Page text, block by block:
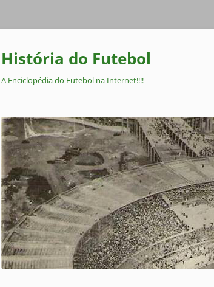
Pular
conteúdo
História do Futebol
A Enciclopédia do Futebol na Internet!!!!